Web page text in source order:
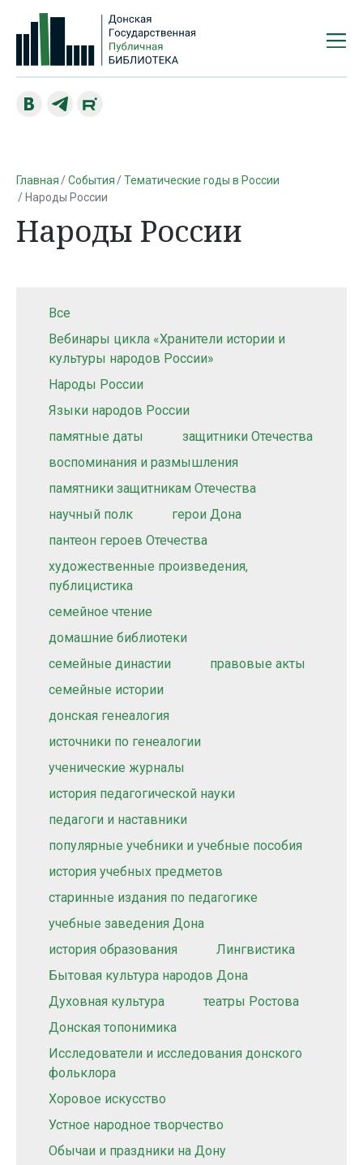
Главная События
Тематические годы в России
Народы России
Народы России
Все
Вебинары цикла «Хранители истории и
культуры народов России»
Народы России
Языки народов России
памятные даты
защитники Отечества
воспоминания и размышления
памятники защитникам Отечества
научный полк
герои Дона
пантеон героев Отечества
художественные произведения,
публицистика
семейное чтение
домашние библиотеки
семейные династии
правовые акты
семейные истории
донская генеалогия
источники по генеалогии
ученические журналы
история педагогической науки
педагоги и наставники
популярные учебники и учебные пособия
история учебных предметов
старинные издания по педагогике
учебные заведения Дона
история образования
Лингвистика
Бытовая культура народов Дона
Духовная культура
театры Ростова
Донская топонимика
Исследователи и исследования донского
фольклора
Хоровое искусство
Устное народное творчество
Обычаи и праздники на Дону